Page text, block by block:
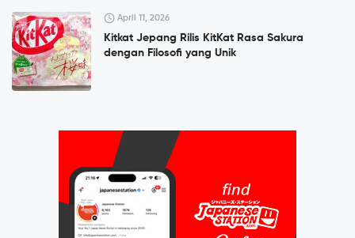
April 11, 2026
Kitkat Jepang Rilis KitKat Rasa Sakura
dengan Filosofi yang Unik